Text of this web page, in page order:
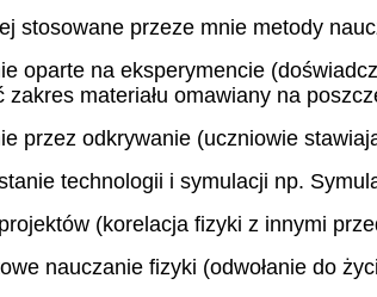
stosowane przeze mnie metody
oparte na eksperymencie
zakres materiału omawiany na
przez odkrywanie (uczniowie
technologii i symulacji np.
(korelacja fizyki z innymi
nauczanie fizyki (odwołanie do